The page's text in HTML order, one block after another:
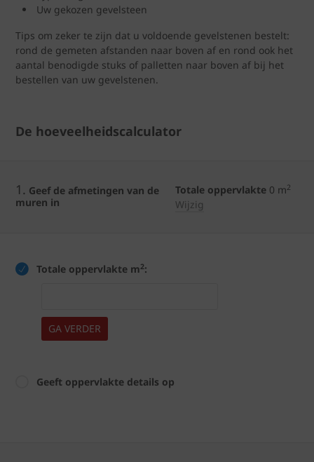
Uw gekozen gevelsteen
Tips om zeker te zijn dat u voldoende gevelstenen bestelt:
rond de gemeten afstanden naar boven af en rond ook het
aantal benodigde stuks of palletten naar boven af bij het
bestellen van uw gevelstenen.
De hoeveelheidscalculator
1. Geef de afmetingen van de
muren in
Totale oppervlakte 0 m2
Wijzig
Totale oppervlakte m2:
GA VERDER
Geeft oppervlakte details op